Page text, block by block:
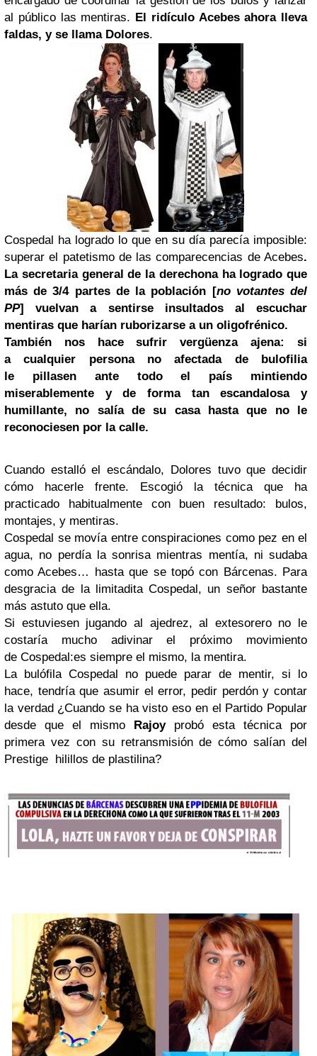
al público las mentiras. El ridículo Acebes ahora lleva
faldas, y se llama Dolores.
Cospedal ha logrado lo que en su día parecía imposible:
superar el patetismo de las comparecencias de Acebes.
La secretaria general de la derechona ha logrado que
más de 3/4 partes de la población [no votantes del
PP] vuelvan a sentirse insultados al escuchar
mentiras que harían ruborizarse a un oligofrénico.
También nos hace sufrir vergüenza ajena: si
a cualquier persona no afectada de bulofilia
le pillasen ante todo el país mintiendo
miserablemente y de forma tan escandalosa y
humillante, no salía de su casa hasta que no le
reconociesen por la calle.
Cuando estalló el escándalo, Dolores tuvo que decidir
cómo hacerle frente. Escogió la técnica que ha
practicado habitualmente con buen resultado: bulos,
montajes, y mentiras.
Cospedal se movía entre conspiraciones como pez en el
agua, no perdía la sonrisa mientras mentía, ni sudaba
como Acebes… hasta que se topó con Bárcenas. Para
desgracia de la limitadita Cospedal, un señor bastante
más astuto que ella.
Si estuviesen jugando al ajedrez, al extesorero no le
costaría mucho adivinar el próximo movimiento
de Cospedal:es siempre el mismo, la mentira.
La bulófila Cospedal no puede parar de mentir, si lo
hace, tendría que asumir el error, pedir perdón y contar
la verdad ¿Cuando se ha visto eso en el Partido Popular
desde que el mismo Rajoyprobó esta técnica por
primera vez con su retransmisión de cómo salían del
Prestige hilillos de plastilina?